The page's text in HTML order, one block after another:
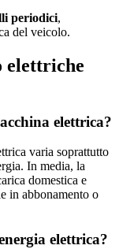
periodici,
del veicolo.
elettriche
elettrica?
varia soprattutto
In media, la
domestica e
in abbonamento o
elettrica?